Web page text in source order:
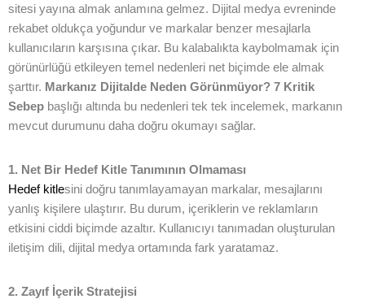
sitesi yayına almak anlamına gelmez. Dijital medya evreninde
rekabet oldukça yoğundur ve markalar benzer mesajlarla
kullanıcıların karşısına çıkar. Bu kalabalıkta kaybolmamak için
görünürlüğü etkileyen temel nedenleri net biçimde ele almak
şarttır. Markanız Dijitalde Neden Görünmüyor? 7 Kritik
Sebep başlığı altında bu nedenleri tek tek incelemek, markanın
mevcut durumunu daha doğru okumayı sağlar.
1. Net Bir Hedef Kitle Tanımının Olmaması
Hedef kitlesini doğru tanımlayamayan markalar, mesajlarını
yanlış kişilere ulaştırır. Bu durum, içeriklerin ve reklamların
etkisini ciddi biçimde azaltır. Kullanıcıyı tanımadan oluşturulan
iletişim dili, dijital medya ortamında fark yaratamaz.
2. Zayıf İçerik Stratejisi